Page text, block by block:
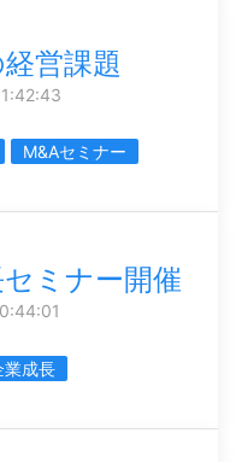
営課題
M&Aセミナー
ミナー開催
業成長